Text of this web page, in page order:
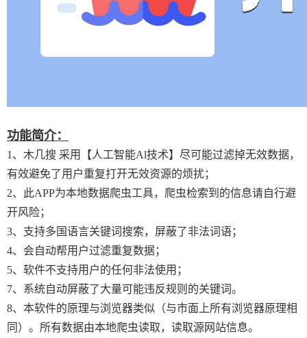
功能简介：
1、木几搜 采用【人工智能Al技术】尽可能过滤掉无效数据，
有效避免了用户重复打开无效资源的烦扰；
2、此APP为本地数据爬虫工具，爬虫检索到的信息请自行避
开风险；
3、支持多国语言关键词搜索，屏蔽了非法词语；
4、会自动帮用户过滤重复数据；
5、软件不支持用户的任何非法使用；
7、系统自动屏蔽了大量可能违反规则的关键词。
8、本软件的原理与浏览器类似（与市面上所有浏览器原理相
同）。所有数据由本地爬虫读取，读取源网站信息。